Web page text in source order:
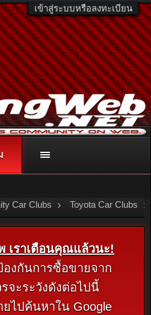
เข้าสู่ระบบหรือลงทะเบียน
หรือโทร. 081-811-1138
เอียดเพิ่มเติม คลิกที่นี่
Car Clubs Toyota Car Clubs
เราเตือนคุณแล้วนะ!
องกันการซื้อขายจาก
จะระวังดังต่อไปนี้
ไปค้นหาใน Google